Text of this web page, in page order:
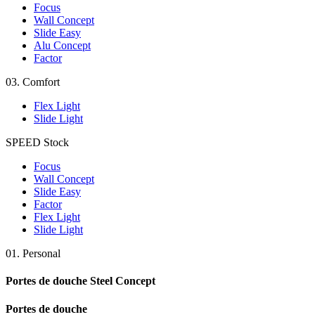
Focus
Wall Concept
Slide Easy
Alu Concept
Factor
03. Comfort
Flex Light
Slide Light
SPEED Stock
Focus
Wall Concept
Slide Easy
Factor
Flex Light
Slide Light
01. Personal
Portes de douche Steel Concept
Portes de douche